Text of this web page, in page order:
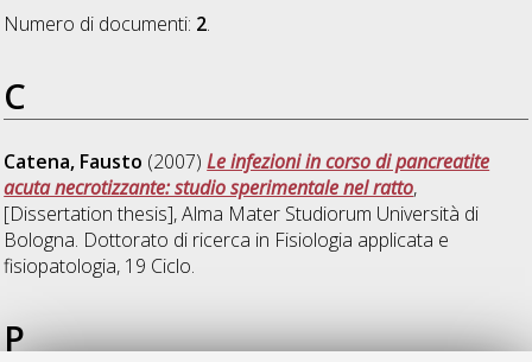
Numero di documenti: 2.
C
Catena, Fausto (2007)Le infezioni in corso di pancreatite
acuta necrotizzante: studio sperimentale nel ratto,
[Dissertation thesis], Alma Mater Studiorum Università di
Bologna. Dottorato di ricerca in Fisiologia applicata e
fisiopatologia, 19 Ciclo.
P